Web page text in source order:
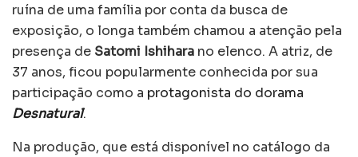
ruína de uma família por conta da busca de
exposição, o longa também chamou a atenção pela
presença de Satomi Ishihara no elenco. A atriz, de
37 anos, ficou popularmente conhecida por sua
participação como a protagonista do dorama
Desnatural.
Na produção, que está disponível no catálogo da